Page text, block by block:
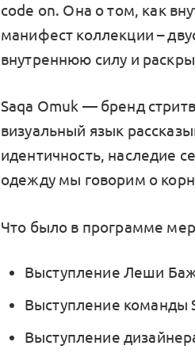
code on. Она о том, как
манифест коллекции –
внутреннюю силу и
Saqa Omuk — бренд
визуальный язык
идентичность, наследие
одежду мы говорим о
Что было в программе
Выступление Леши
Выступление команды
Выступление